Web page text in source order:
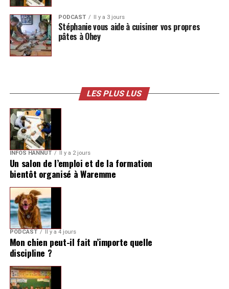
PODCAST Il y a 3 jours
Stéphanie vous aide à cuisiner vos propres
pâtes à Ohey
LES PLUS LUS
INFOS HANNUT Il y a 2 jours
Un salon de l’emploi et de la formation
bientôt organisé à Waremme
PODCAST Il y a 4 jours
Mon chien peut-il fait n’importe quelle
discipline ?